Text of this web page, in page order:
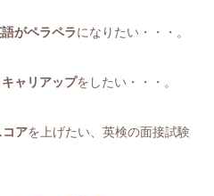
がペラペラになりたい・・・。
キャリアップをしたい・・・。
コアを上げたい、英検の面接試験